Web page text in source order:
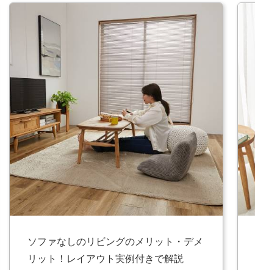
ソファなしのリビングのメリット・デメ
リット！レイアウト実例付きで解説